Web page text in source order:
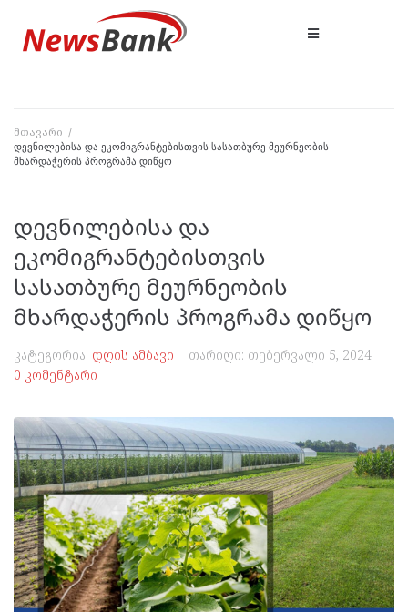
მთავარი /
დევნილებისა და ეკომიგრანტებისთვის სასათბურე მეურნეობის
მხარდაჭერის პროგრამა დიწყო
დევნილებისა და
ეკომიგრანტებისთვის
სასათბურე მეურნეობის
მხარდაჭერის პროგრამა დიწყო
კატეგორია: დღის ამბავი თარიღი: თებერვალი 5, 2024
0 კომენტარი